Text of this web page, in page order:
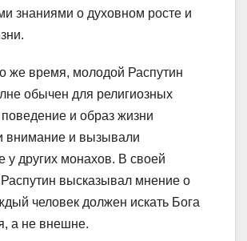
знаниями о духовном росте и
же время, молодой Распутин
обычен для религиозных
поведение и образ жизни
внимание и вызывали
у других монахов. В своей
высказывал мнение о
человек должен искать Бога
а не внешне.